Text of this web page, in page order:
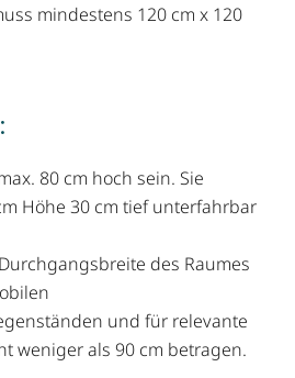
mindestens 120 cm x 120
80 cm hoch sein. Sie
Höhe 30 cm tief unterfahrbar
des Raumes
und für relevante
weniger als 90 cm betragen.